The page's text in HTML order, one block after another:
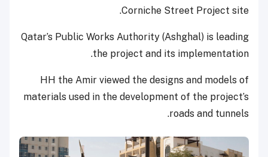
Corniche Street Project site.
Qatar’s Public Works Authority (Ashghal) is leading
the project and its implementation.
HH the Amir viewed the designs and models of
materials used in the development of the project’s
roads and tunnels.